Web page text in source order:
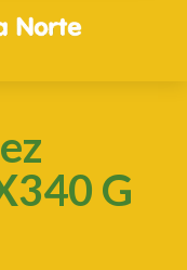
G